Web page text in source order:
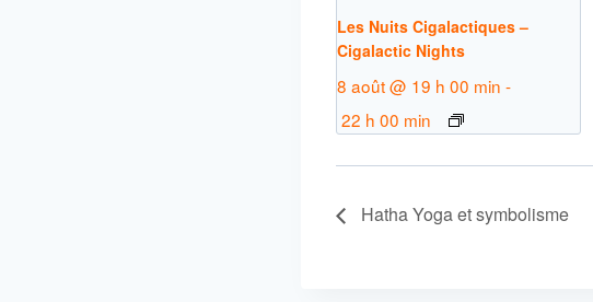
Les Nuits Cigalactiques –
Cigalactic Nights
8 août @ 19 h 00 min -
22 h 00 min
Hatha Yoga et symbolisme